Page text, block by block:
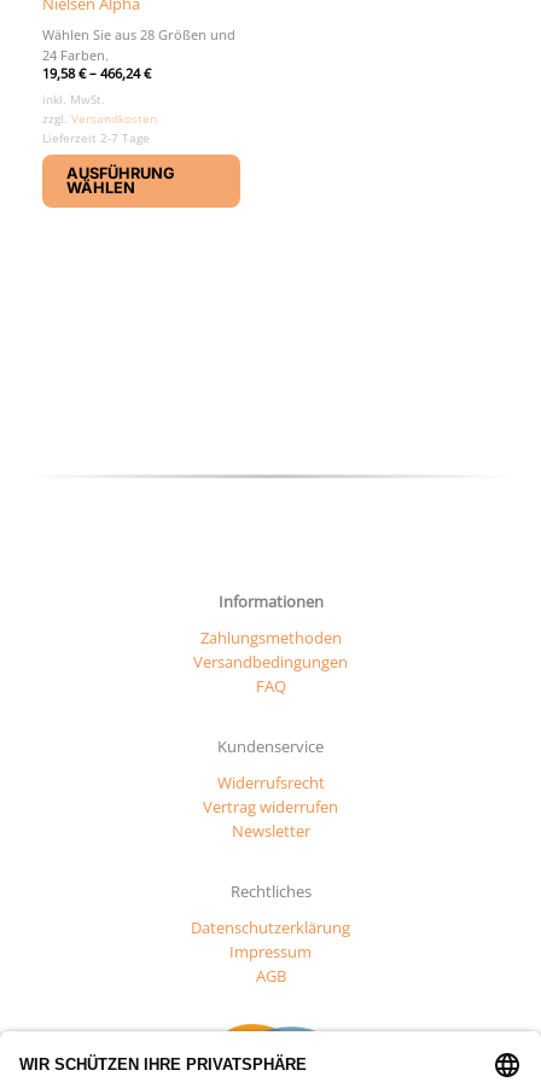
Wählen Sie aus 28 Größen und
24 Farben.
19,58€–466,24€
inkl. MwSt.
zzgl.Versandkosten
Lieferzeit 2-7 Tage
AUSFÜHRUNG
WÄHLEN
Dieses
weist
werden
Informationen
Zahlungsmethoden
Versandbedingungen
FAQ
Kundenservice
Widerrufsrecht
Vertrag widerrufen
Newsletter
Rechtliches
Datenschutzerklärung
Impressum
AGB